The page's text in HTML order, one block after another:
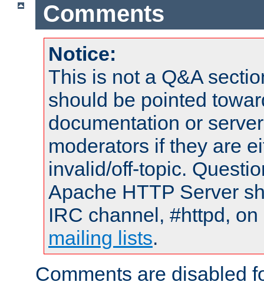
Comments
Notice:
This is not a Q&A
should be pointed
documentation or
moderators if they are
invalid/off-topic.
Apache HTTP Server
IRC channel, #httpd,
mailing lists.
Comments are disabled